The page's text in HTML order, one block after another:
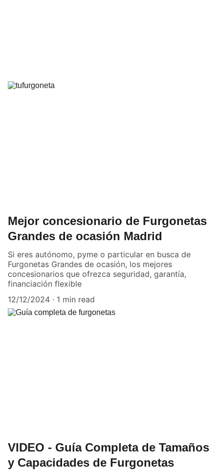
Mejor concesionario de Furgonetas
Grandes de ocasión Madrid
Si eres autónomo, pyme o particular en busca de
Furgonetas Grandes de ocasión, los mejores
concesionarios que ofrezca seguridad, garantía,
financiación flexible
12/12/2024
1 min read
VIDEO - Guía Completa de Tamaños
y Capacidades de Furgonetas